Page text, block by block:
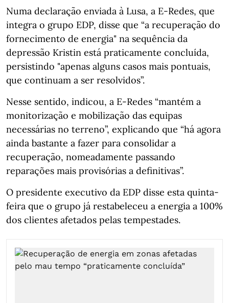
Numa declaração enviada à Lusa, a E-Redes, que
integra o grupo EDP, disse que “a recuperação do
fornecimento de energia" na sequência da
depressão Kristin está praticamente concluída,
persistindo "apenas alguns casos mais pontuais,
que continuam a ser resolvidos”.
Nesse sentido, indicou, a E-Redes “mantém a
monitorização e mobilização das equipas
necessárias no terreno”, explicando que “há agora
ainda bastante a fazer para consolidar a
recuperação, nomeadamente passando
reparações mais provisórias a definitivas”.
O presidente executivo da EDP disse esta quinta-
feira que o grupo já restabeleceu a energia a 100%
dos clientes afetados pelas tempestades.